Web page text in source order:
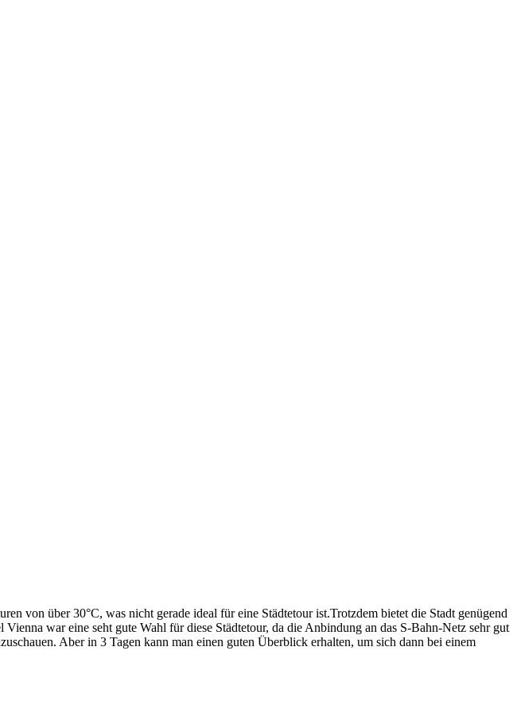
von über 30°C, was nicht gerade ideal für eine Städtetour ist.Trotzdem bietet die Stadt genügend
war eine seht gute Wahl für diese Städtetour, da die Anbindung an das S-Bahn-Netz sehr gut
Aber in 3 Tagen kann man einen guten Überblick erhalten, um sich dann bei einem